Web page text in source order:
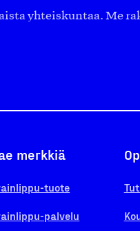
yhteiskuntaa. Me
merkkiä
tuote
palvelu